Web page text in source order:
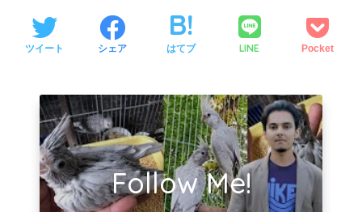
ツイート シェア はてブ LINE Pocket
Follow Me!